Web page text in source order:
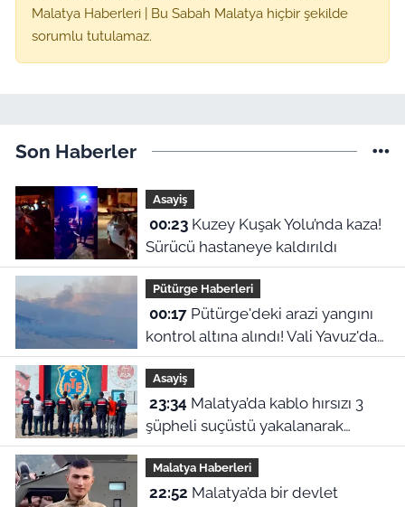
Malatya Haberleri | Bu Sabah Malatya hiçbir şekilde
sorumlu tutulamaz.
Son Haberler
Asayiş
00:23Kuzey Kuşak Yolu’nda kaza!
Sürücü hastaneye kaldırıldı
Pütürge Haberleri
00:17Pütürge'deki arazi yangını
kontrol altına alındı! Vali Yavuz'dan
çağrı
Asayiş
23:34
şüpheli suçüstü yakalanarak
tutuklandı
Malatya Haberleri
22:52